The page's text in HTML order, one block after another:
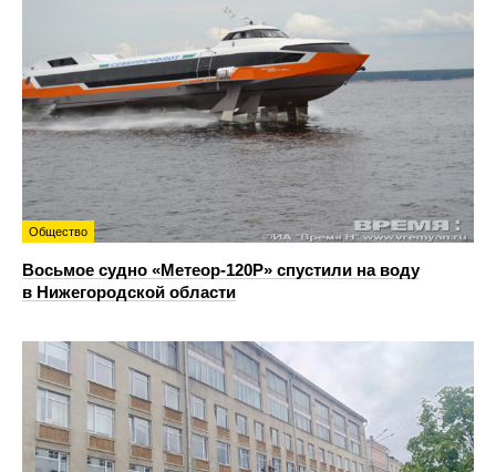
Общество
Восьмое судно «Метеор-120Р» спустили на воду
в Нижегородской области